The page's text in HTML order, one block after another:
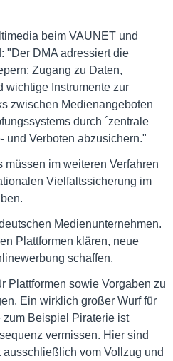
beim VAUNET und
"Der DMA adressiert die
Zugang zu Daten,
wichtige Instrumente zur
zwischen Medienangeboten
durch ´zentrale
und Verboten abzusichern."
müssen im weiteren Verfahren
Vielfaltssicherung im
Medienunternehmen.
Plattformen klären, neue
schaffen.
Plattformen sowie Vorgaben zu
Ein wirklich großer Wurf für
Beispiel Piraterie ist
vermissen. Hier sind
vom Vollzug und